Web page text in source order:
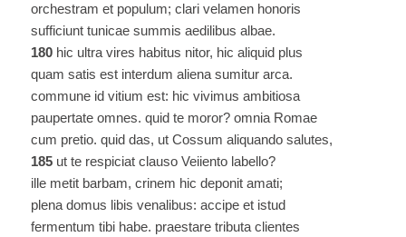
orchestram et populum; clari velamen honoris
sufficiunt tunicae summis aedilibus albae.
180hic ultra vires habitus nitor, hic aliquid plus
quam satis est interdum aliena sumitur arca.
commune id vitium est: hic vivimus ambitiosa
paupertate omnes. quid te moror? omnia Romae
cum pretio. quid das, ut Cossum aliquando salutes,
185ut te respiciat clauso Veiiento labello?
ille metit barbam, crinem hic deponit amati;
plena domus libis venalibus: accipe et istud
fermentum tibi habe. praestare tributa clientes